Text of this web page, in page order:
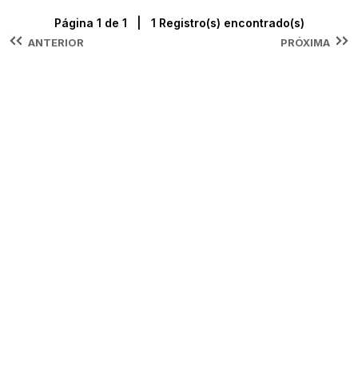
ANTERIOR
Página 1 de 1 | 1 Registro(s) encontrado(s)
PRÓXIMA